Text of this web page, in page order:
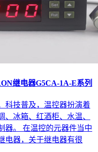
继电器G5CA-1A-E系列
科技普及，温控器扮演着
、冰箱、红酒柜、水温、
器。 在温控的元器件当中
电器，关于继电器有很